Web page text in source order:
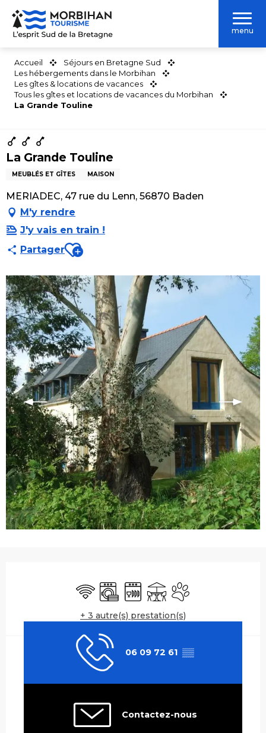
Aller
contenu
menu
Accueil
Séjours en Bretagne Sud
Les hébergements dans le Morbihan
Les gîtes & locations de vacances
Tous les gîtes et locations de vacances du Morbihan
La Grande Touline
La Grande Touline
MEUBLÉS ET GÎTES MAISON
MERIADEC, 47 rue du Lenn, 56870 Baden
M'y rendre
J'y vais en train !
PartagerAjouter aux favoris
WiFi Lave lingeLave vaisselle
TerrasseAnimaux acceptés
+ 3 autre(s) prestation(s)
06 09 72 61 ▒▒
Contactez-nous